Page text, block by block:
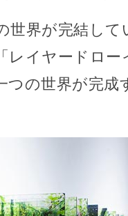
世界が完結して
レイヤードロー
つの世界が完成